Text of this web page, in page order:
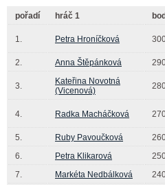
pořadí hráč 1
1. Petra Hroníčková
2. Anna Štěpánková
3.
Kateřina Novotná
(Vicenová)
4. Radka Macháčková
5. Ruby Pavoučková
6.
Petra Klikarová
7.
Markéta Nedbálková